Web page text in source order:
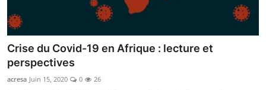
Crise du Covid-19 en Afrique : lecture et
perspectives
acresa Juin 15, 2020 0 26